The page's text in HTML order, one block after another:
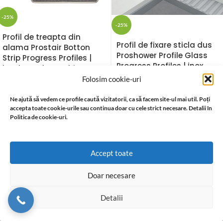
Folosim cookie-uri
Ne ajută să vedem ce profile caută vizitatorii, ca să facem site-ul mai util. Poți
accepta toate cookie-urile sau continua doar cu cele strict necesare. Detalii în
Politica de cookie-uri.
Accept toate
Doar necesare
Detalii
-25%
Profil de treapta din
alama Prostair Botton
Strip Progress Profiles |
bagheta de muchie
antiderapanta, alama
96,80lei72,60lei Lei
-25%
Profil de fixare sticla dus
Proshower Profile Glass
Progress Profiles | inox,
pentru dus la nivel cu
96,80lei72,60lei Lei
Coltar faianta patrat
Profil de treapta Proend
Progress Profiles |